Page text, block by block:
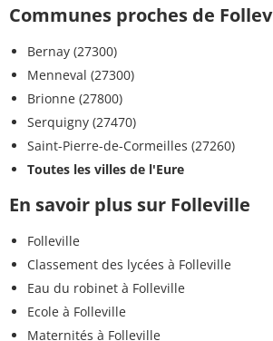
Communes proches de
Bernay (27300)
Menneval (27300)
Brionne (27800)
Serquigny (27470)
Saint-Pierre-de-Cormeilles (27260)
Toutes les villes de l'Eure
En savoir plus sur Folleville
Folleville
Classement des lycées à Folleville
Eau du robinet à Folleville
Ecole à Folleville
Maternités à Folleville